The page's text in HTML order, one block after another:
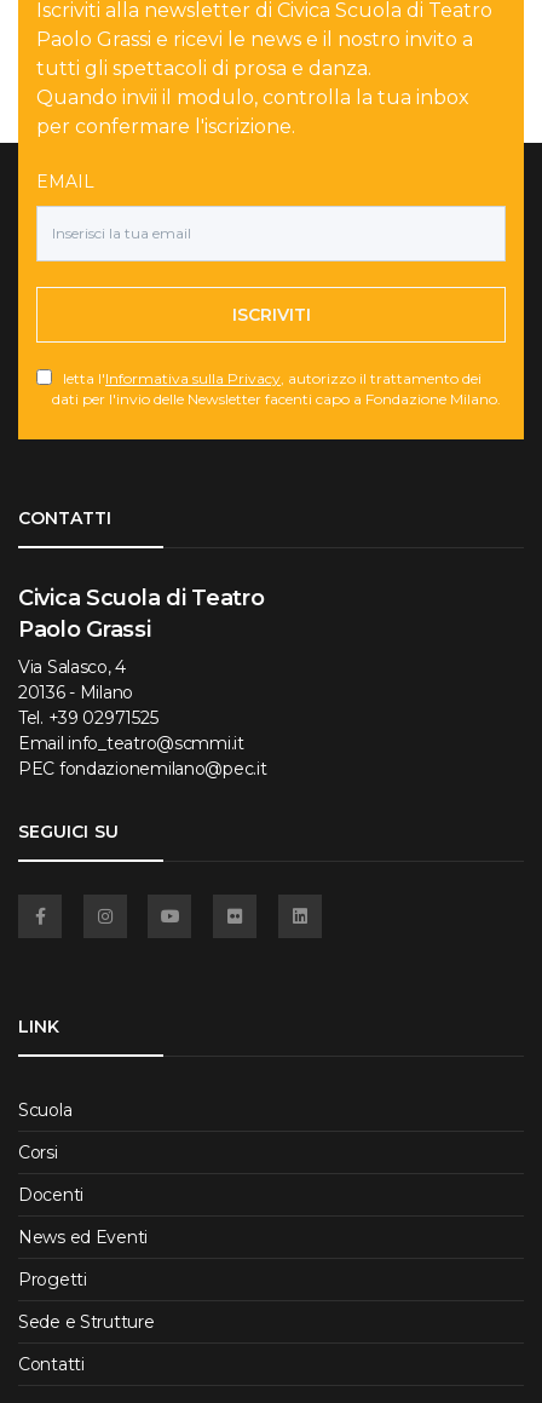
Iscriviti alla newsletter di Civica Scuola di Teatro
Paolo Grassi e ricevi le news e il nostro invito a
tutti gli spettacoli di prosa e danza.
Quando invii il modulo, controlla la tua inbox
per confermare l'iscrizione.
EMAIL
ISCRIVITI
letta l'Informativa sulla Privacy , autorizzo il trattamento dei
dati per l'invio delle Newsletter facenti capo a Fondazione Milano.
CONTATTI
Civica Scuola di Teatro
Paolo Grassi
Via Salasco, 4
20136 - Milano
Tel. +39 02971525
Email info_teatro@scmmi.it
PEC fondazionemilano@pec.it
SEGUICI SU
LINK
Scuola
Corsi
Docenti
News ed Eventi
Progetti
Sede e Strutture
Contatti